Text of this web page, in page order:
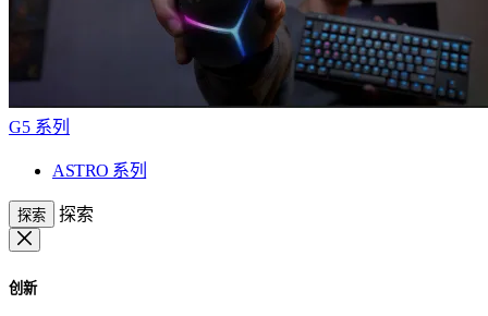
G5 系列
ASTRO 系列
探索 探索
创新